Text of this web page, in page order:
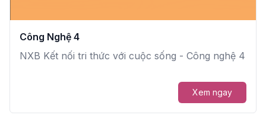
Công Nghệ 4
NXB Kết nối tri thức với cuộc sống - Công nghệ 4
Xem ngay